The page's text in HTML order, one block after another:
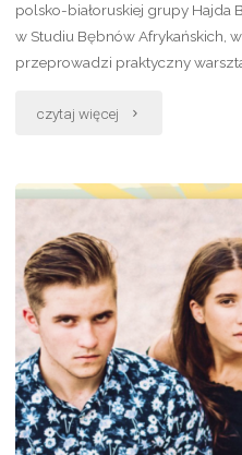
polsko-białoruskiej grupy Hajda
w Studiu Bębnów Afrykańskich,
przeprowadzi praktyczny
czytaj więcej "Mateusz
nauczy
bębnie!"